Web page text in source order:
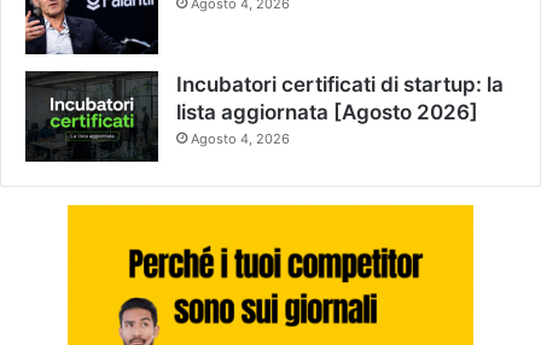
Agosto 4, 2026
Incubatori certificati di startup: la
lista aggiornata [Agosto 2026]
Agosto 4, 2026